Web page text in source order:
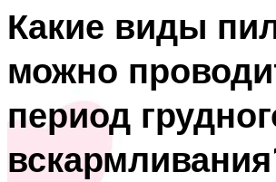
Какие виды
можно
период